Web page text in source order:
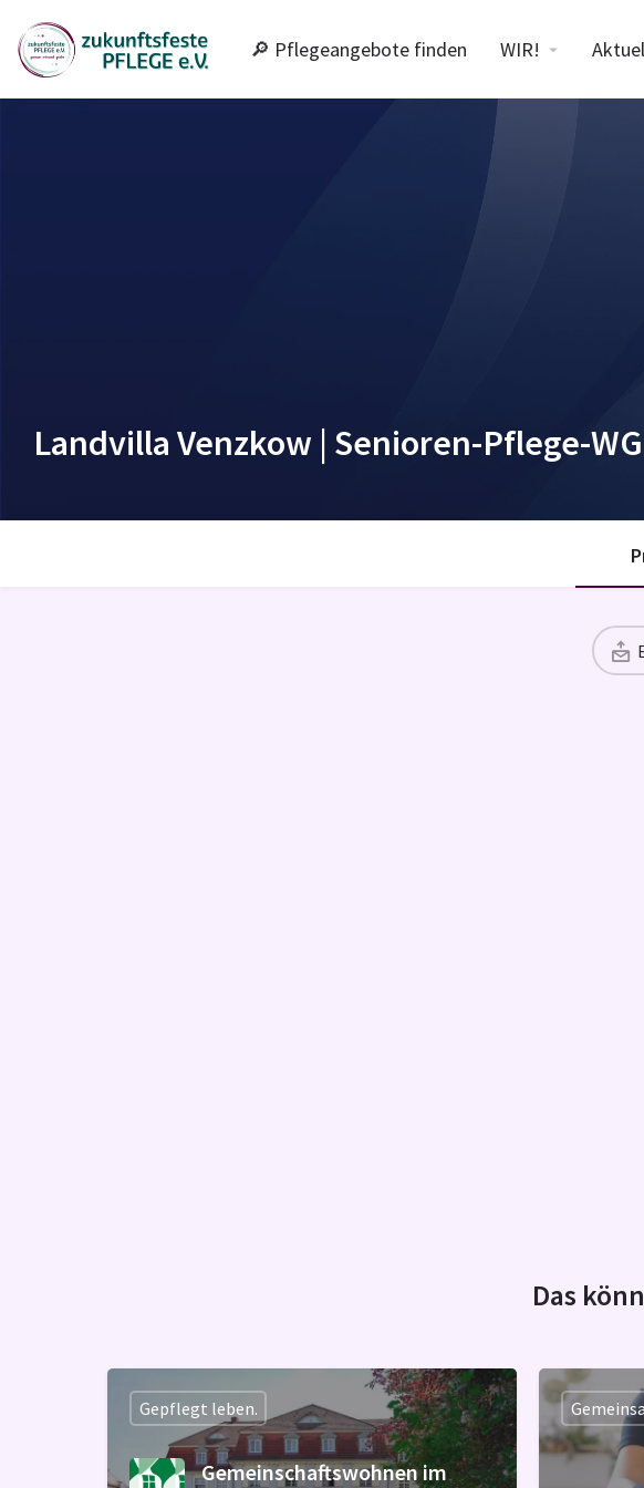
🔎 Pflegeangebote finden WIR!
Landvilla Venzkow | Senioren-Pflege-WG
Das
Gemeinschaftswohnen im
Gepflegt leben.